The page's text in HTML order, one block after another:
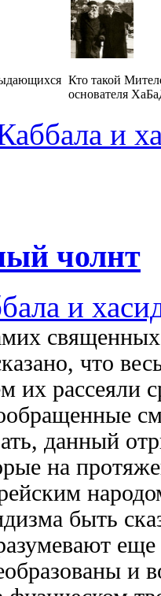
Кто такой
основателя
и
чолнт
и
священных
что
их рассеяли
данный
на
быть
и